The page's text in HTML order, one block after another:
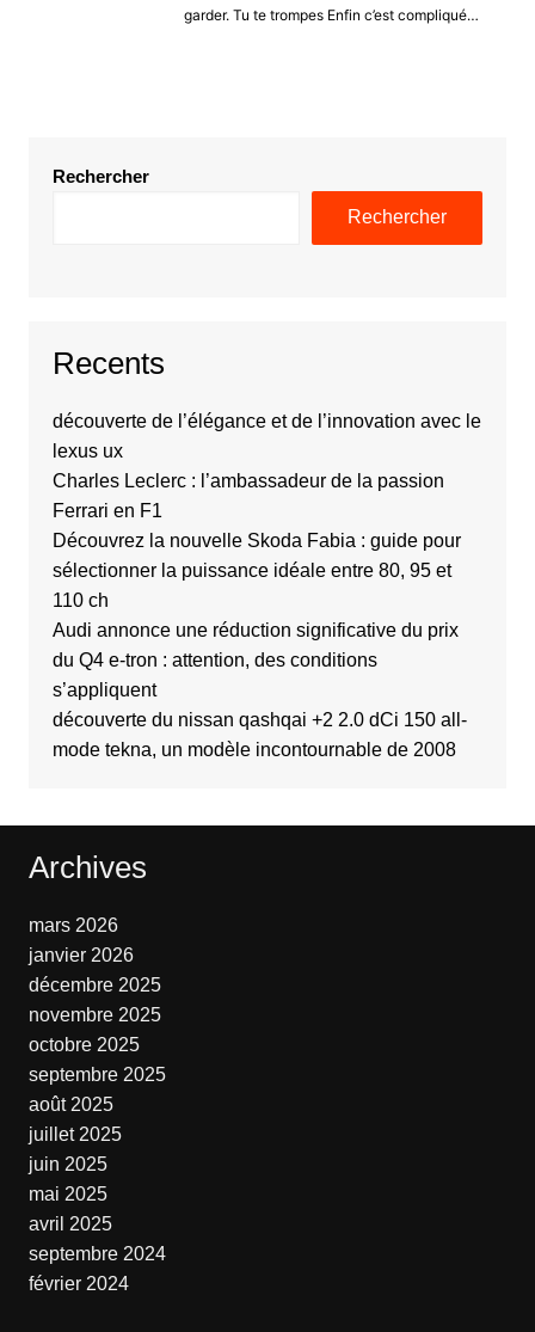
garder. Tu te trompes Enfin c’est compliqué…
Rechercher
Rechercher
Recents
découverte de l’élégance et de l’innovation avec le
lexus ux
Charles Leclerc : l’ambassadeur de la passion
Ferrari en F1
Découvrez la nouvelle Skoda Fabia : guide pour
sélectionner la puissance idéale entre 80, 95 et
110 ch
Audi annonce une réduction significative du prix
du Q4 e-tron : attention, des conditions
s’appliquent
découverte du nissan qashqai +2 2.0 dCi 150 all-
mode tekna, un modèle incontournable de 2008
Archives
mars 2026
janvier 2026
décembre 2025
novembre 2025
octobre 2025
septembre 2025
août 2025
juillet 2025
juin 2025
mai 2025
avril 2025
septembre 2024
février 2024